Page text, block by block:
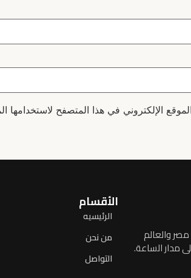
الإلكتروني في هذا المتصفح لاستخدامها
والعالم
مدار الساعة.
الأقسام
الرئيسيه
من نحن
التواصل